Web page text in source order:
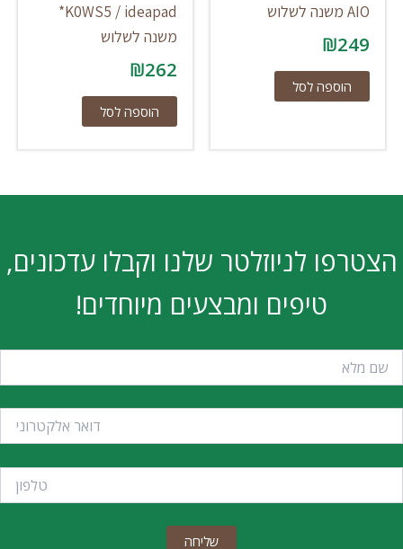
AIO משנה לשלוש
₪249
הוספה לסל
K0WS5 / ideapad*
משנה לשלוש
₪262
הוספה לסל
הצטרפו לניוזלטר שלנו וקבלו עדכונים,
טיפים ומבצעים מיוחדים!